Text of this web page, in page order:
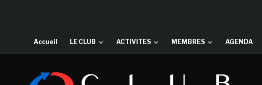
Accueil LE CLUB ACTIVITES MEMBRES AGENDA